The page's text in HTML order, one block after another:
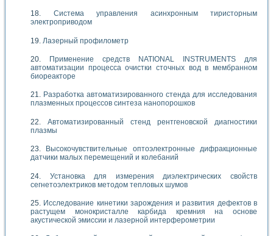
Система управления асинхронным тиристорным
электроприводом
Лазерный профилометр
Применение средств NATIONAL INSTRUMENTS для
автоматизации процесса очистки сточных вод в мембранном
биореакторе
Разработка автоматизированного стенда для исследования
плазменных процессов синтеза нанопорошков
Автоматизированный стенд рентгеновской диагностики
плазмы
Высокочувствительные оптоэлектронные дифракционные
датчики малых перемещений и колебаний
Установка для измерения диэлектрических свойств
сегнетоэлектриков методом тепловых шумов
Исследование кинетики зарождения и развития дефектов в
растущем монокристалле карбида кремния на основе
акустической эмиссии и лазерной интерферометрии